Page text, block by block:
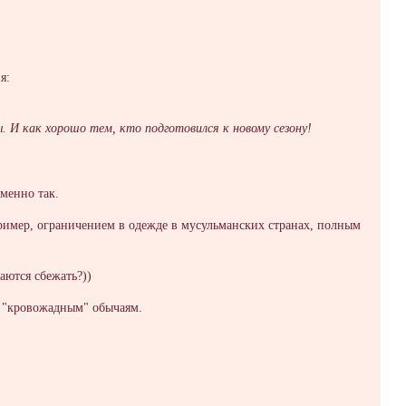
И как хорошо тем, кто подготовился к новому сезону!
так.
ограничением в одежде в мусульманских странах, полным
сбежать?))
обычаям.